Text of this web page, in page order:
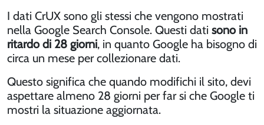
I dati CrUX sono gli stessi che vengono mostrati
nella Google Search Console. Questi dati sono in
ritardo di 28 giorni, in quanto Google ha bisogno di
circa un mese per collezionare dati.
Questo significa che quando modifichi il sito, devi
aspettare almeno 28 giorni per far si che Google ti
mostri la situazione aggiornata.